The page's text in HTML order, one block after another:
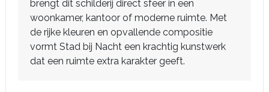
brengt dit schilderij direct sfeer in een
woonkamer, kantoor of moderne ruimte. Met
de rijke kleuren en opvallende compositie
vormt Stad bij Nacht een krachtig kunstwerk
dat een ruimte extra karakter geeft.